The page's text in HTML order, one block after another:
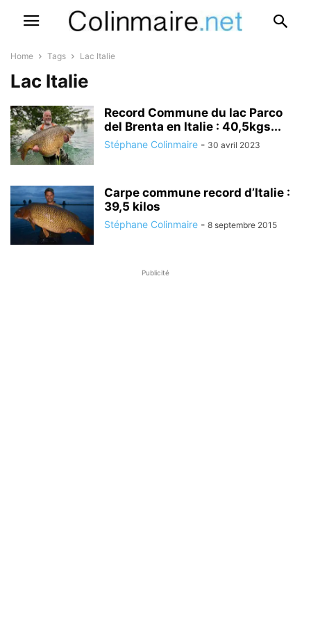
Home Tags Lac Italie
Lac Italie
Record Commune du lac Parco
del Brenta en Italie : 40,5kgs...
Stéphane Colinmaire - 30 avril 2023
Carpe commune record d’Italie :
39,5 kilos
Stéphane Colinmaire - 8 septembre 2015
Publicité